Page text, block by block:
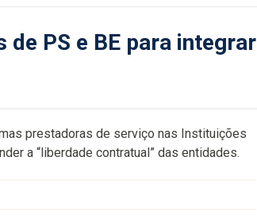
PS e BE para integrar
prestadoras de serviço nas Instituições
a “liberdade contratual” das entidades.